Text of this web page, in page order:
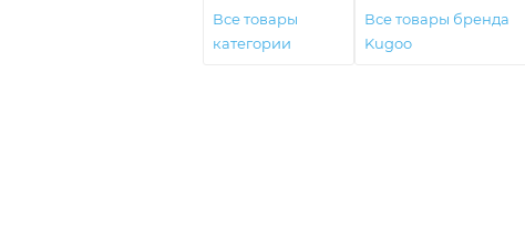
Все товары
категории
Все товары бренда
Kugoo